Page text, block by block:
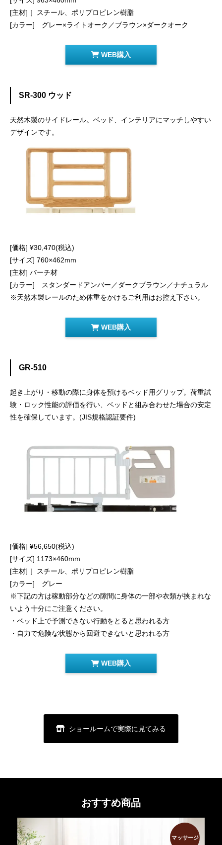
[主材] ］スチール、ポリプロピレン樹脂
[カラー] グレー×ライトオーク／ブラウン×ダークオーク
WEB購入
SR-300 ウッド
天然木製のサイドレール。ベッド、インテリアにマッチしやすい
デザインです。
[価格] ¥30,470(税込)
[サイズ] 760×462mm
[主材] バーチ材
[カラー] スタンダードアンバー／ダークブラウン／ナチュラル
※天然木製レールのため体重をかけるご利用はお控え下さい。
WEB購入
GR-510
起き上がり・移動の際に身体を預けるベッド用グリップ。荷重試
験・ロック性能の評価を行い、ベッドと組み合わせた場合の安定
性を確保しています。(JIS規格認証要件)
[価格] ¥56,650(税込)
[サイズ] 1173×460mm
[主材] ］スチール、ポリプロピレン樹脂
[カラー] グレー
※下記の方は稼動部分などの隙間に身体の一部や衣類が挟まれな
いよう十分にご注意ください。
・ベッド上で予測できない行動をとると思われる方
・自力で危険な状態から回避できないと思われる方
WEB購入
ショールームで実際に見てみる
おすすめ商品
マッサージ